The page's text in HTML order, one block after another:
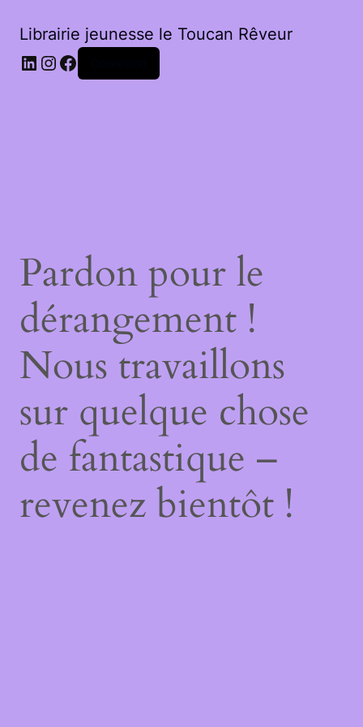
Librairie jeunesse le Toucan Rêveur
LinkedIn
Instagram
Facebook
Pardon pour le
dérangement !
Nous travaillons
sur quelque chose
de fantastique –
revenez bientôt !